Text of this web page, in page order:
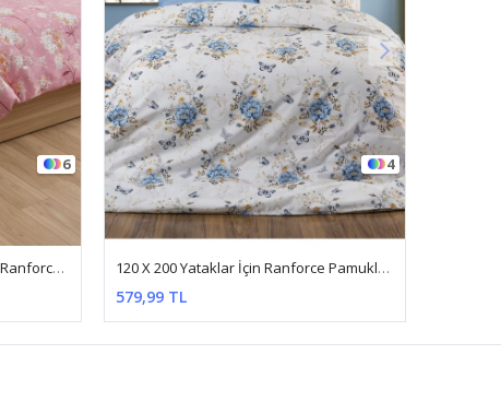
4
120 X 200 Yataklar İçin Ranforce Pamuklu Nevresim Takımı Kelebek Mavi
5
%100 Pamuk Kumaş Ekose Çizgili Desen Tek Kişilik Nevresim Takımı Kırmızı
990,99 TL